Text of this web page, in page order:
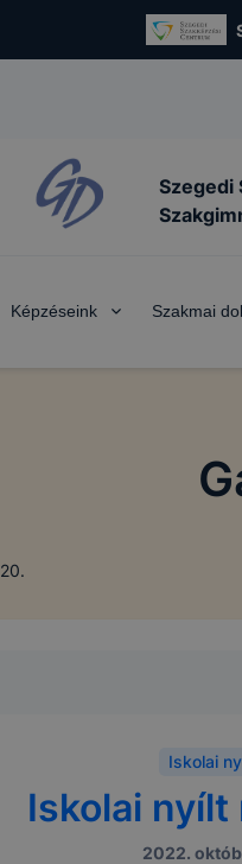
Szegedi
Képzéseink Szakmai
Iskolai
Iskolai nyílt
2022.